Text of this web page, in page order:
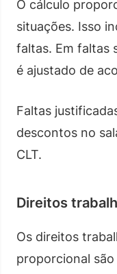
O cálculo
situações. Isso
faltas. Em faltas
é ajustado de
Faltas
descontos no
CLT.
Direitos
Os direitos
proporcional